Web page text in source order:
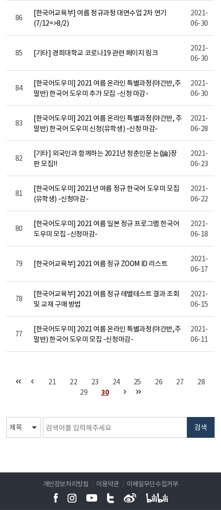
86
[한국어교육부] 여름 정규과정 대면수업 2차 연기
(7/12=>8/2)
2021-
06-30
85 [기타] 경희대학교 코로나19 관련 페이지 링크
2021-
06-30
84
[한국어도우미] 2021 여름 온라인 특별과정(야간반,주
말반) 한국어 도우미 추가 모집 -신청 마감-
2021-
06-30
83
[한국어도우미] 2021 여름 온라인 특별과정(야간반, 주
말반) 한국어 도우미 신청(유학생) -신청 마감-
2021-
06-28
82
[기타] 외국인과 함께하는 2021년 청춘인문 논(論)장
판 모집!!
2021-
06-23
81
[한국어도우미] 2021년 여름 정규 한국어 도우미 모집
(유학생) -신청마감-
2021-
06-22
80
[한국어도우미] 2021 여름 일본 정규 프로그램 한국어
도우미 모집 -신청마감-
2021-
06-18
79 [한국어교육부] 2021 여름 정규 ZOOM ID 리스트
2021-
06-17
78
[한국어교육부] 2021 여름 정규 레벨테스트 결과 조회
및 교재 구매 방법
2021-
06-15
77
[한국어도우미] 2021 여름 온라인 특별과정(야간반,주
말반) 한국어 도우미 모집 -신청마감-
2021-
06-11
21 22 23 24 25 26 27
28
29
30
검색
개인정보처리방침 / 이용약관 / 이메일무단수집거부